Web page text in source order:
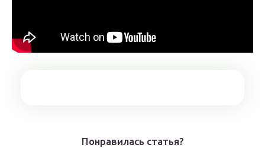
Понравилась статья?